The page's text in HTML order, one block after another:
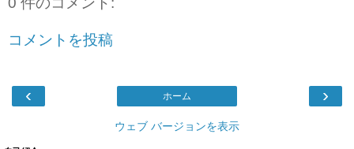
コメントを投稿
‹ ›
ホーム
ウェブ バージョンを表示